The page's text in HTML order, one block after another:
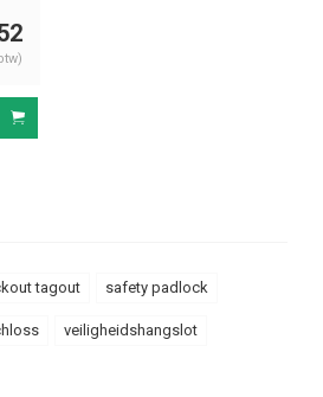
tagout safety padlock
veiligheidshangslot